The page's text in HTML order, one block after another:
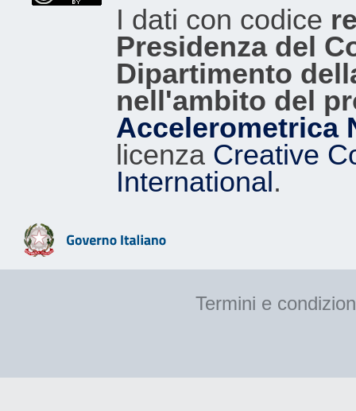
I dati con codice
Presidenza del
Dipartimento
nell'ambito del
Accelerometrica
licenza Creative
International.
Termini e